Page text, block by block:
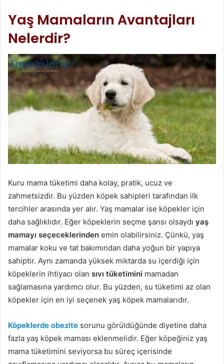
Yaş Mamaların Avantajları
Nelerdir?
Kuru mama tüketimi daha kolay, pratik, ucuz ve
zahmetsizdir. Bu yüzden köpek sahipleri tarafından ilk
tercihler arasında yer alır. Yaş mamalar ise köpekler için
daha sağlıklıdır. Eğer köpeklerin seçme şansı olsaydı yaş
mamayı seçeceklerinden emin olabilirsiniz. Çünkü, yaş
mamalar koku ve tat bakımından daha yoğun bir yapıya
sahiptir. Aynı zamanda yüksek miktarda su içerdiği için
köpeklerin ihtiyacı olan sıvı tüketimini mamadan
sağlamasına yardımcı olur. Bu yüzden, su tüketimi az olan
köpekler için en iyi seçenek yaş köpek mamalarıdır.
Köpeklerde obezite sorunu görüldüğünde diyetine daha
fazla yaş köpek maması eklenmelidir. Eğer köpeğiniz yaş
mama tüketimini seviyorsa bu süreç içerisinde